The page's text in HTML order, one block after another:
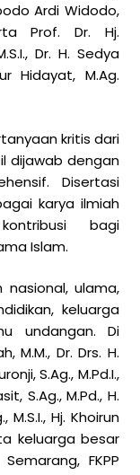
Ardi Widodo,
Prof. Dr. Hj.
Dr. H. Sedya
Hidayat, M.Ag.
kritis dari
dijawab dengan
Disertasi
karya ilmiah
bagi
Islam.
ulama,
keluarga
undangan. Di
M.M., Dr. Drs. H.
S.Ag., M.Pd.I.,
S.Ag., M.Pd., H.
M.S.I., Hj. Khoirun
keluarga besar
FKPP